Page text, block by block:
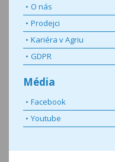
O nás
Prodejci
Kariéra v Agriu
GDPR
Média
Facebook
Youtube